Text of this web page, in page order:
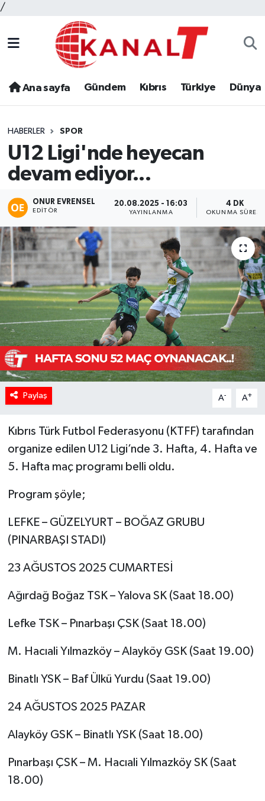
/
Ana sayfa Gündem Kıbrıs Türkiye Dünya
HABERLER SPOR
U12 Ligi'nde heyecan
devam ediyor...
ONUR EVRENSEL
EDITÖR
20.08.2025 - 16:03
YAYINLANMA
4 DK
OKUNMA SÜRESI
Paylaş A- A+
Kıbrıs Türk Futbol Federasyonu (KTFF) tarafından
organize edilen U12 Ligi’nde 3. Hafta, 4. Hafta ve
5. Hafta maç programı belli oldu.
Program şöyle;
LEFKE – GÜZELYURT – BOĞAZ GRUBU
(PINARBAŞI STADI)
23 AĞUSTOS 2025 CUMARTESİ
Ağırdağ Boğaz TSK – Yalova SK (Saat 18.00)
Lefke TSK – Pınarbaşı ÇSK (Saat 18.00)
M. Hacıali Yılmazköy – Alayköy GSK (Saat 19.00)
Binatlı YSK – Baf Ülkü Yurdu (Saat 19.00)
24 AĞUSTOS 2025 PAZAR
Alayköy GSK – Binatlı YSK (Saat 18.00)
Pınarbaşı ÇSK – M. Hacıali Yılmazköy SK (Saat
18.00)